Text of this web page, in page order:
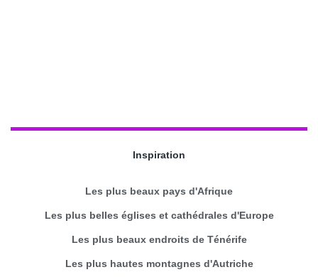
Inspiration
Les plus beaux pays d'Afrique
Les plus belles églises et cathédrales d'Europe
Les plus beaux endroits de Ténérife
Les plus hautes montagnes d'Autriche